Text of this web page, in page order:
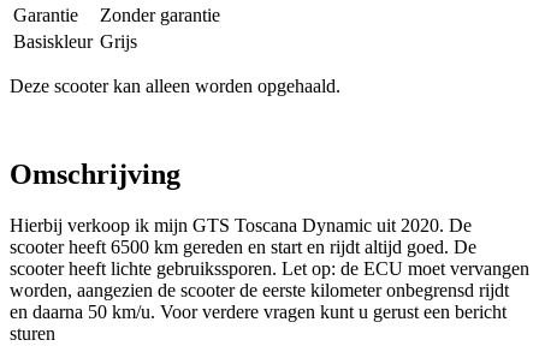
Garantie
Zonder garantie
Basiskleur Grijs
Deze scooter kan alleen worden opgehaald.
Omschrijving
Hierbij verkoop ik mijn GTS Toscana Dynamic uit 2020. De
scooter heeft 6500 km gereden en start en rijdt altijd goed. De
scooter heeft lichte gebruikssporen. Let op: de ECU moet vervangen
worden, aangezien de scooter de eerste kilometer onbegrensd rijdt
en daarna 50 km/u. Voor verdere vragen kunt u gerust een bericht
sturen